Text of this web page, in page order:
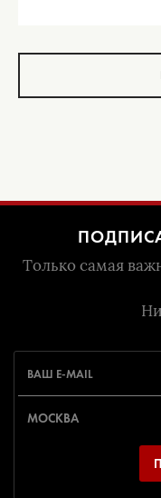
Только самая